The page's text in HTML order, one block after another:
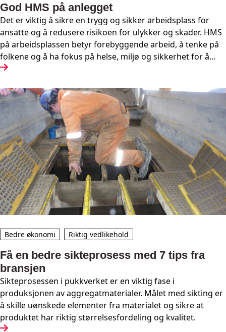
God HMS på anlegget
Det er viktig å sikre en trygg og sikker arbeidsplass for
ansatte og å redusere risikoen for ulykker og skader. HMS
på arbeidsplassen betyr forebyggende arbeid, å tenke på
folkene og å ha fokus på helse, miljø og sikkerhet for å
ivareta både ansatte og besøkende.
Bedre økonomi Riktig vedlikehold
Få en bedre sikteprosess med 7 tips fra
bransjen
Sikteprosessen i pukkverket er en viktig fase i
produksjonen av aggregatmaterialer. Målet med sikting er
å skille uønskede elementer fra materialet og sikre at
produktet har riktig størrelsesfordeling og kvalitet.